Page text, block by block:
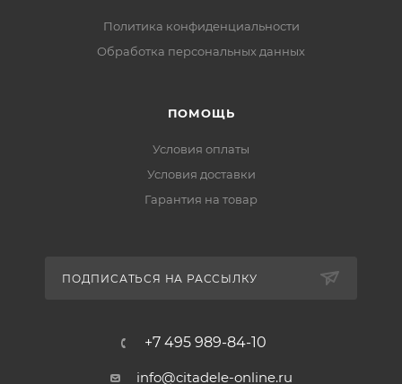
Политика конфиденциальности
Обработка персональных данных
ПОМОЩЬ
Условия оплаты
Условия доставки
Гарантия на товар
ПОДПИСАТЬСЯ НА РАССЫЛКУ
+7 495 989-84-10
info@citadele-online.ru